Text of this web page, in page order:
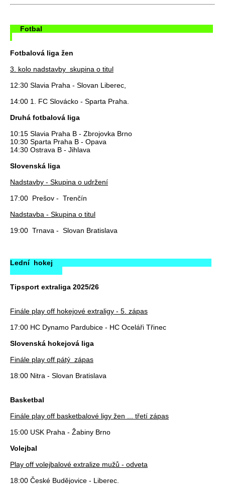
Fotbal
Fotbalová liga žen
3. kolo nadstavby skupina o titul
12:30 Slavia Praha - Slovan Liberec,
14:00 1. FC Slovácko - Sparta Praha.
Druhá fotbalová liga
10:15 Slavia Praha B - Zbrojovka Brno
10:30 Sparta Praha B - Opava
14:30 Ostrava B - Jihlava
Slovenská liga
Nadstavby - Skupina o udržení
17:00 Prešov - Trenčín
Nadstavba - Skupina o titul
19:00 Trnava - Slovan Bratislava
Lední hokej
Tipsport extraliga 2025/26
Finále play off hokejové extraligy - 5. zápas
17:00 HC Dynamo Pardubice - HC Oceláři Třinec
Slovenská hokejová liga
Finále play off pátý zápas
18:00 Nitra - Slovan Bratislava
Basketbal
Finále play off basketbalové ligy žen ... třetí zápas
15:00 USK Praha - Žabiny Brno
Volejbal
Play off volejbalové extralize mužů - odveta
18:00 České Budějovice - Liberec.